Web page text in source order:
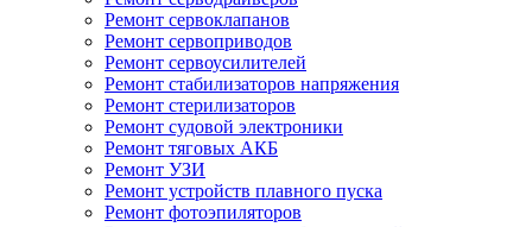
Ремонт сервоклапанов
Ремонт сервоприводов
Ремонт сервоусилителей
Ремонт стабилизаторов напряжения
Ремонт стерилизаторов
Ремонт судовой электроники
Ремонт тяговых АКБ
Ремонт УЗИ
Ремонт устройств плавного пуска
Ремонт фотоэпиляторов